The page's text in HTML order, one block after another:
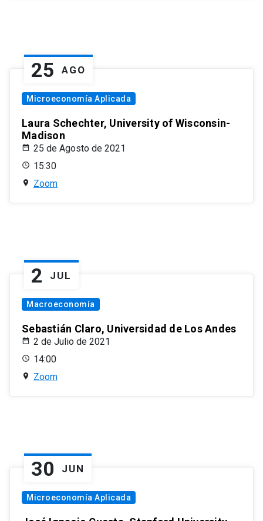
25 AGO
Microeconomía Aplicada
Laura Schechter, University of Wisconsin-
Madison
25 de Agosto de 2021
15:30
Zoom
2 JUL
Macroeconomía
Sebastián Claro, Universidad de Los Andes
2 de Julio de 2021
14:00
Zoom
30 JUN
Microeconomía Aplicada